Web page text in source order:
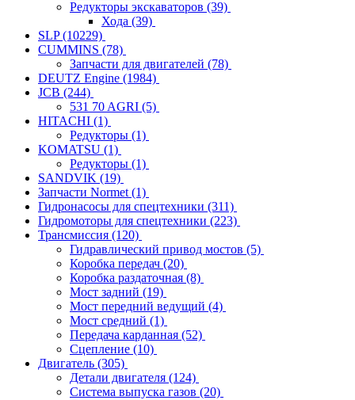
Редукторы экскаваторов (39)
Хода (39)
SLP(10229)
CUMMINS (78)
Запчасти для двигателей (78)
DEUTZ Engine (1984)
JCB (244)
531 70 AGRI (5)
HITACHI (1)
Редукторы (1)
KOMATSU (1)
Редукторы (1)
SANDVIK (19)
Запчасти Normet (1)
Гидронасосы для спецтехники (311)
Гидромоторы для спецтехники (223)
Трансмиссия (120)
Гидравлический привод мостов (5)
Коробка передач (20)
Коробка раздаточная (8)
Мост задний (19)
Мост передний ведущий (4)
Мост средний (1)
Передача карданная (52)
Сцепление (10)
Двигатель (305)
Детали двигателя (124)
Система выпуска газов (20)